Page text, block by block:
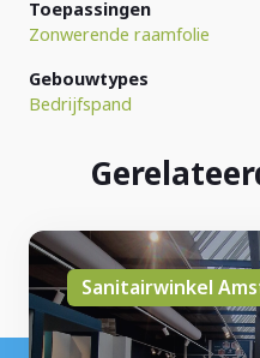
Toepassingen
Zonwerende raamfolie
Gebouwtypes
Bedrijfspand
Sanitairwinkel